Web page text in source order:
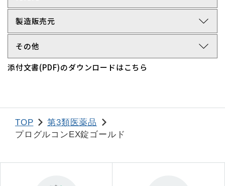
製造販売元 arrow_forward_ios
その他 arrow_forward_ios
添付文書(PDF)のダウンロードはこちら
TOP
第3類医薬品
プログルコンEX錠ゴールド